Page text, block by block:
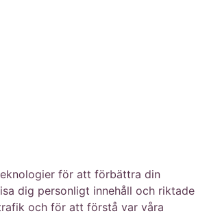
för att förbättra din
dig personligt innehåll och riktade
och för att förstå var våra